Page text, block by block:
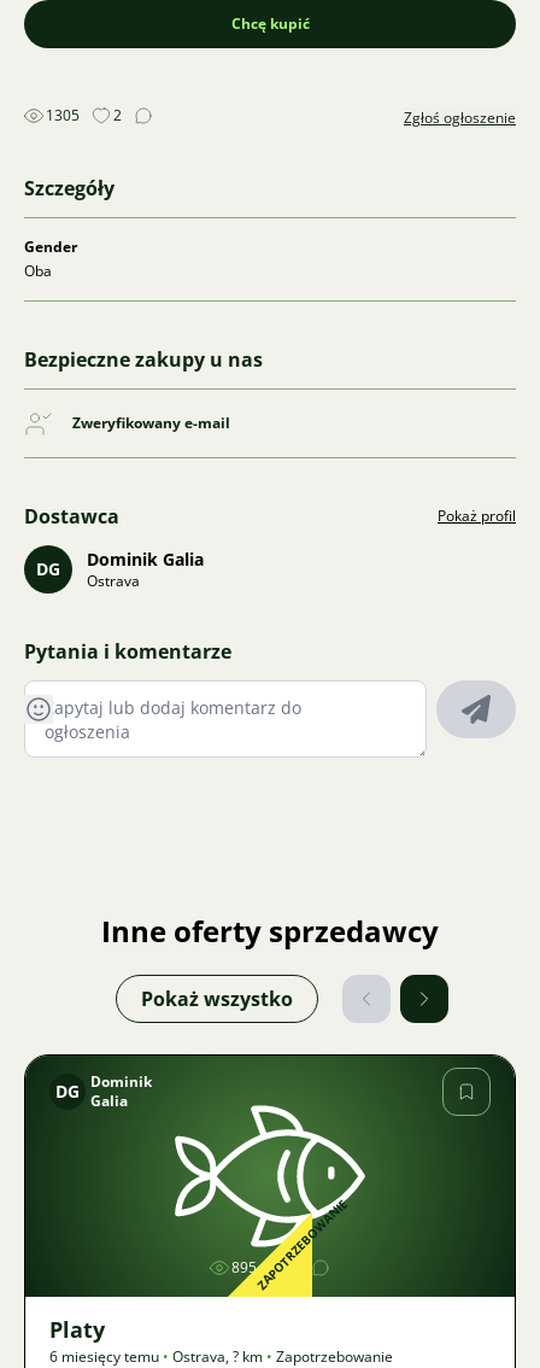
Chcę kupić
1305 2 Zgłoś ogłoszenie
Szczegóły
Gender
Oba
Bezpieczne zakupy u nas
Zweryfikowany e-mail
Dostawca Pokaż profil
DG Dominik Galia
Ostrava
Pytania i komentarze
Inne oferty sprzedawcy
Pokaż wszystko
Zdjęcie
DG
Dominik
Galia
895 1
ZAPOTRZEBOWANIE
Platy
6 miesięcy temu • Ostrava,? km • Zapotrzebowanie